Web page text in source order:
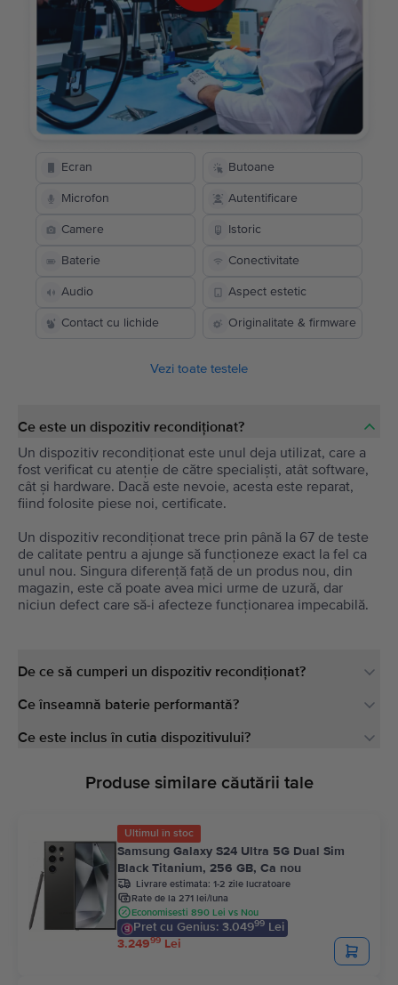
Ecran Butoane
Microfon Autentificare
Camere Istoric
Baterie Conectivitate
Audio Aspect estetic
Contact cu lichide Originalitate & firmware
Vezi toate testele
Ce este un dispozitiv recondiționat?
Un dispozitiv recondiționat este unul deja utilizat, care a
fost verificat cu atenție de către specialiști, atât software,
cât și hardware. Dacă este nevoie, acesta este reparat,
fiind folosite piese noi, certificate.
Un dispozitiv recondiționat trece prin până la 67 de teste
de calitate pentru a ajunge să funcționeze exact la fel ca
unul nou. Singura diferență față de un produs nou, din
magazin, este că poate avea mici urme de uzură, dar
niciun defect care să-i afecteze funcționarea impecabilă.
De ce să cumperi un dispozitiv recondiționat?
Ce înseamnă baterie performantă?
Ce este inclus în cutia dispozitivului?
Produse similare căutării tale
Ultimul în stoc
Samsung Galaxy S24 Ultra 5G Dual Sim
Black Titanium, 256 GB, Ca nou
Livrare estimata: 1-2 zile lucratoare
Rate de la 271 lei/luna
Economisesti 890 Lei vs Nou
Pret cu Genius: 3.04999 Lei
3.24999 Lei